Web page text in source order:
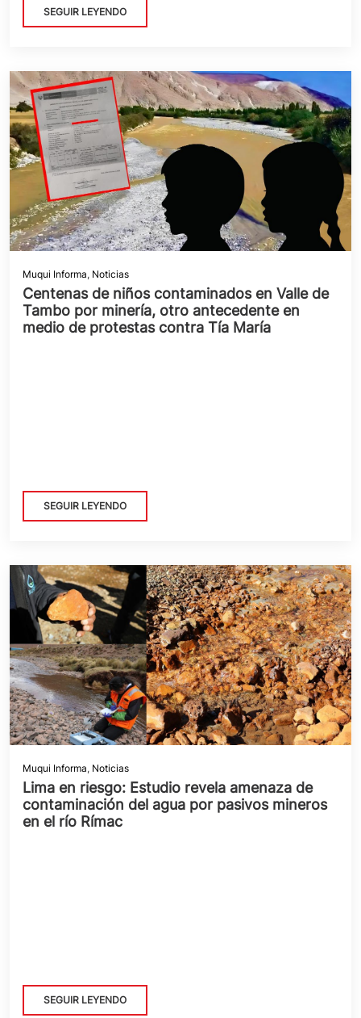
SEGUIR LEYENDO
Muqui Informa, Noticias
Centenas de niños contaminados en Valle de
Tambo por minería, otro antecedente en
medio de protestas contra Tía María
SEGUIR LEYENDO
Muqui Informa, Noticias
Lima en riesgo: Estudio revela amenaza de
contaminación del agua por pasivos mineros
en el río Rímac
SEGUIR LEYENDO